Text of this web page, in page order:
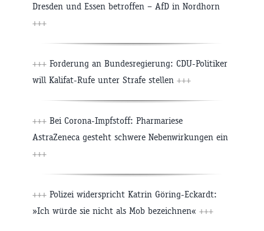
Dresden und Essen betroffen – AfD in Nordhorn
+++
+++ Forderung an Bundesregierung: CDU-Politiker
will Kalifat-Rufe unter Strafe stellen +++
+++ Bei Corona-Impfstoff: Pharmariese
AstraZeneca gesteht schwere Nebenwirkungen ein
+++
+++ Polizei widerspricht Katrin Göring-Eckardt:
»Ich würde sie nicht als Mob bezeichnen« +++